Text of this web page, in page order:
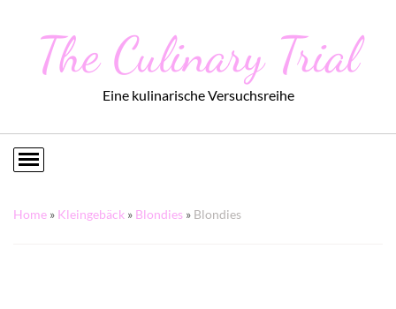
The Culinary Trial
Eine kulinarische Versuchsreihe
Home » Kleingebäck » Blondies » Blondies